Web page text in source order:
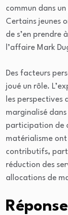
commun dans
Certains jeunes
de s’en prendre
l’affaire Mark
Des facteurs
joué un rôle.
les perspectives
marginalisé
participation de
matérialisme
contributifs,
réduction des
allocations de